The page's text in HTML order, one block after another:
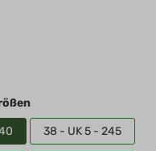
38 - UK 5 - 245